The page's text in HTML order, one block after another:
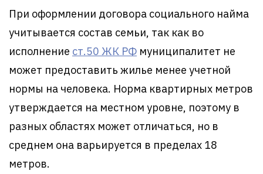
При оформлении договора социального найма
учитывается состав семьи, так как во
исполнение ст.50 ЖК РФ муниципалитет не
может предоставить жилье менее учетной
нормы на человека. Норма квартирных метров
утверждается на местном уровне, поэтому в
разных областях может отличаться, но в
среднем она варьируется в пределах 18
метров.